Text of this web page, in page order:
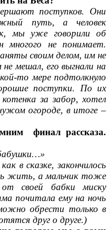
поступков. Они
путь, а человек
мы уже говорили об
многого не понимает.
своим делом, им не
мешал, его выгнали на
то мере подтолкнуло
поступки. По их
за забор, хотел
огороде, в итоге –
финал рассказа.
в сказке, закончилось
жить, а мальчик тоже
своей бабки миску
почитала ему на ночь
обрести только в
друг о друге.)